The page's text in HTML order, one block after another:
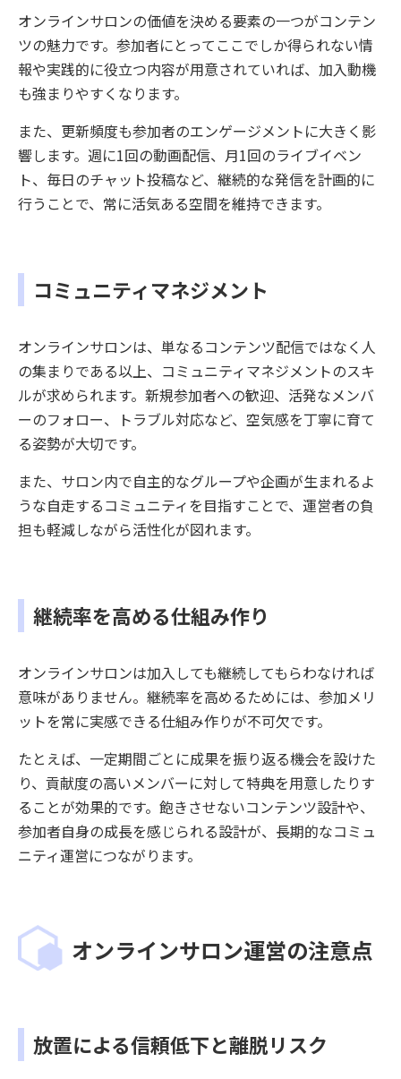
オンラインサロンの価値を決める要素の一つがコンテン
ツの魅力です。参加者にとってここでしか得られない情
報や実践的に役立つ内容が用意されていれば、加入動機
も強まりやすくなります。
また、更新頻度も参加者のエンゲージメントに大きく影
響します。週に1回の動画配信、月1回のライブイベン
ト、毎日のチャット投稿など、継続的な発信を計画的に
行うことで、常に活気ある空間を維持できます。
コミュニティマネジメント
オンラインサロンは、単なるコンテンツ配信ではなく人
の集まりである以上、コミュニティマネジメントのスキ
ルが求められます。新規参加者への歓迎、活発なメンバ
ーのフォロー、トラブル対応など、空気感を丁寧に育て
る姿勢が大切です。
また、サロン内で自主的なグループや企画が生まれるよ
うな自走するコミュニティを目指すことで、運営者の負
担も軽減しながら活性化が図れます。
継続率を高める仕組み作り
オンラインサロンは加入しても継続してもらわなければ
意味がありません。継続率を高めるためには、参加メリ
ットを常に実感できる仕組み作りが不可欠です。
たとえば、一定期間ごとに成果を振り返る機会を設けた
り、貢献度の高いメンバーに対して特典を用意したりす
ることが効果的です。飽きさせないコンテンツ設計や、
参加者自身の成長を感じられる設計が、長期的なコミュ
ニティ運営につながります。
オンラインサロン運営の注意点
放置による信頼低下と離脱リスク